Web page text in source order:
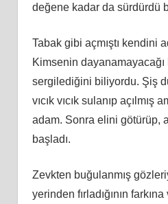
değene kadar da sürdürdü
Tabak gibi açmıştı kendini
Kimsenin dayanamayacağı
sergilediğini biliyordu. Şiş
vıcık vıcık sulanıp açılmış
adam. Sonra elini götürüp,
başladı.
Zevkten buğulanmış
yerinden fırladığının